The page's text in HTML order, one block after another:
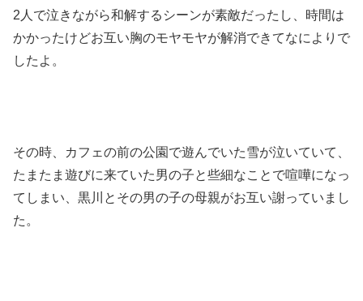
2人で泣きながら和解するシーンが素敵だったし、時間は
かかったけどお互い胸のモヤモヤが解消できてなによりで
したよ。
その時、カフェの前の公園で遊んでいた雪が泣いていて、
たまたま遊びに来ていた男の子と些細なことで喧嘩になっ
てしまい、黒川とその男の子の母親がお互い謝っていまし
た。